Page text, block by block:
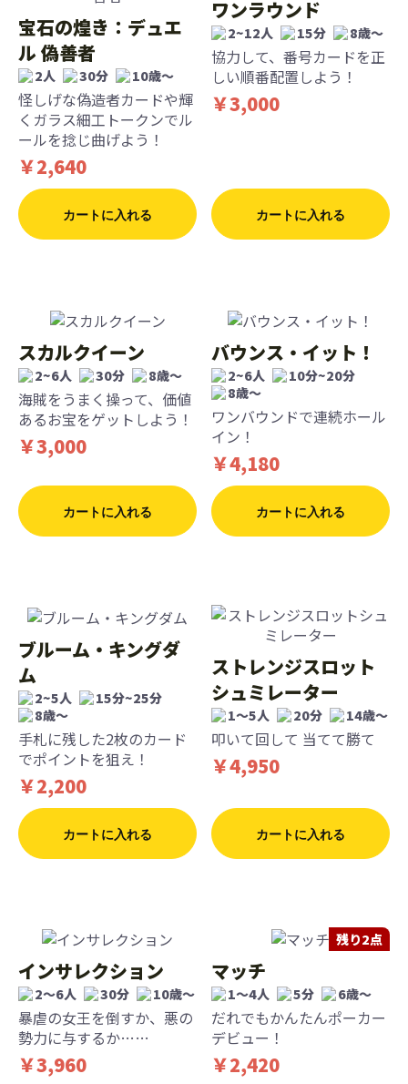
宝石の煌き：デュエ
ル 偽善者
2人 30分 10歳〜
怪しげな偽造者カードや輝
くガラス細工トークンでル
ールを捻じ曲げよう！
￥2,640
カートに入れる
ワンラウンド
2~12人 15分 8歳〜
協力して、番号カードを正
しい順番配置しよう！
￥3,000
カートに入れる
スカルクイーン
2~6人 30分 8歳〜
海賊をうまく操って、価値
あるお宝をゲットしよう！
￥3,000
カートに入れる
バウンス・イット！
2~6人
10分~20分
8歳〜
ワンバウンドで連続ホール
イン！
￥4,180
カートに入れる
ブルーム・キングダ
ム
2~5人
15分~25分
8歳〜
手札に残した2枚のカード
でポイントを狙え！
￥2,200
カートに入れる
ストレンジスロット
シュミレーター
1〜5人 20分 14歳〜
叩いて回して 当てて勝て
￥4,950
カートに入れる
インサレクション
2〜6人 30分 10歳〜
暴虐の女王を倒すか、悪の
勢力に与するか……
￥3,960
残り2点
マッチ
1〜4人 5分 6歳〜
だれでもかんたんポーカー
デビュー！
￥2,420